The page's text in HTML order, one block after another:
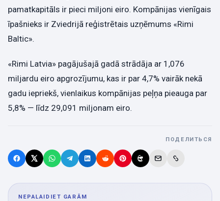
pamatkapitāls ir pieci miljoni eiro. Kompānijas vienīgais
īpašnieks ir Zviedrijā reģistrētais uzņēmums «Rimi
Baltic».
«Rimi Latvia» pagājušajā gadā strādāja ar 1,076
miljardu eiro apgrozījumu, kas ir par 4,7% vairāk nekā
gadu iepriekš, vienlaikus kompānijas peļņa pieauga par
5,8% — līdz 29,091 miljonam eiro.
ПОДЕЛИТЬСЯ
NEPALAIDIET GARĀM